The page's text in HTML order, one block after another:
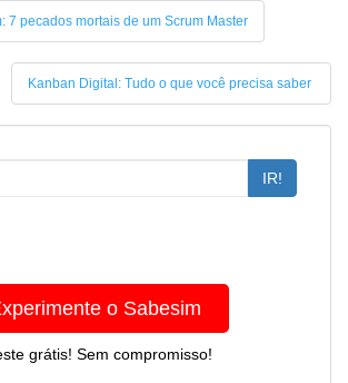
7 pecados mortais de um Scrum Master
Kanban Digital: Tudo o que você precisa saber
IR!
o Sabesim
grátis! Sem compromisso!